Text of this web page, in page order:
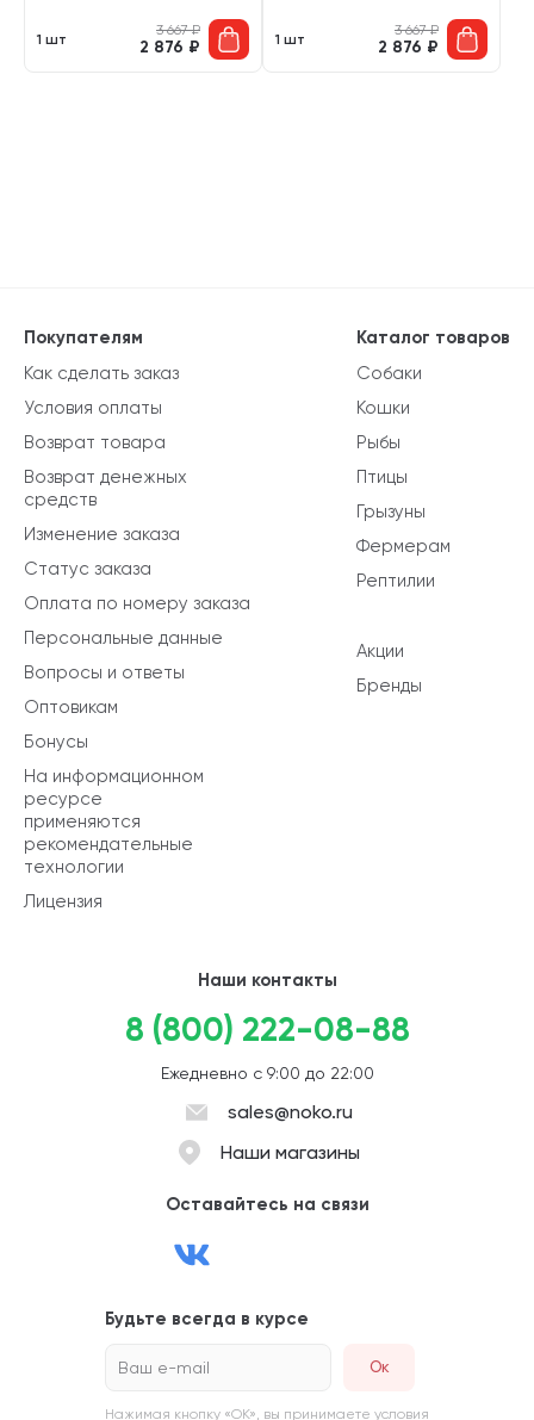
1 шт
3 667₽
2 876 ₽ 1 шт
3 667₽
2 876 ₽
Каталог товаров
Собаки
Кошки
Рыбы
Птицы
Грызуны
Фермерам
Рептилии
Акции
Бренды
Покупателям
Как сделать заказ
Условия оплаты
Возврат товара
Возврат денежных
средств
Изменение заказа
Статус заказа
Оплата по номеру заказа
Персональные данные
Вопросы и ответы
Оптовикам
Бонусы
На информационном
ресурсе
применяются
рекомендательные
технологии
Лицензия
Наши контакты
8 (800) 222-08-88
Ежедневно с 9:00 до 22:00
sales@noko.ru
Наши магазины
Оставайтесь на связи
Будьте всегда в курсе
Ваш e-mail
Нажимая кнопку «ОК», вы принимаете условия